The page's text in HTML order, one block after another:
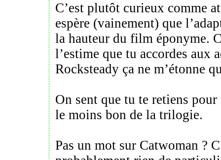
C’est plutôt curieux comme
espère (vainement) que
la hauteur du film éponyme.
l’estime que tu accordes aux
Rocksteady ça ne m’étonne
On sent que tu te retiens pour
le moins bon de la trilogie.
Pas un mot sur Catwoman ?